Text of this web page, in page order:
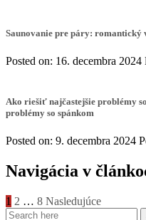
Saunovanie pre páry:
Posted on: 16. decembra 2024
Ako riešiť najčastejšie problémy
problémy so spánkom
Posted on: 9. decembra 2024
Navigácia v
1 2 … 8 Nasledujúce